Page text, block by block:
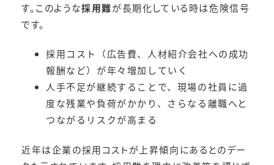
す。このような採用難が長期化している時は危険信号
です。
採用コスト（広告費、人材紹介会社への成功
報酬など）が年々増加していく
人手不足が継続することで、現場の社員に過
度な残業や負荷がかかり、さらなる離職へと
つながるリスクが高まる
近年は企業の採用コストが上昇傾向にあるとのデー